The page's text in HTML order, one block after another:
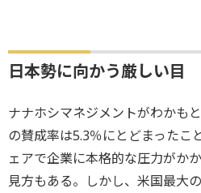
日本勢に向かう厳しい目
ナナホシマネジメントがわかも
の賛成率は5.3％にとどまったこ
ェアで企業に本格的な圧力がか
見方もある。しかし、米国最大